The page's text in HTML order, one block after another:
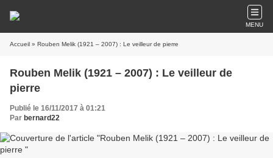
MENU
Accueil » Rouben Melik (1921 – 2007) : Le veilleur de pierre
Rouben Melik (1921 – 2007) : Le veilleur de
pierre
Publié le 16/11/2017 à 01:21
Par bernard22